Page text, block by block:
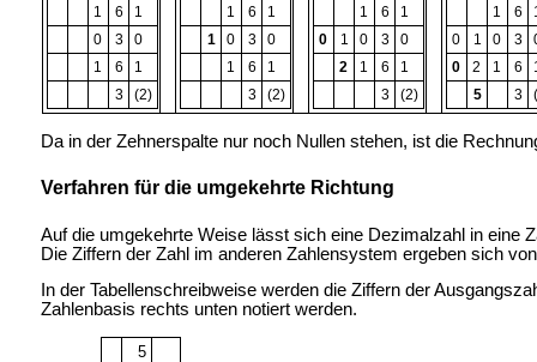
1
6
1
0
3
0
1
6
1
3
(2)
1
6
1
1
0 3
0
1
6
1
3
(2)
1
6
1
0
1 0 3
0
2
1 6
1
3
(2)
1
6
0
1 0 3
0
2 1 6
5
3
Da in der Zehnerspalte nur noch Nullen stehen, ist die
Verfahren für die umgekehrte Richtung
Auf die umgekehrte Weise lässt sich eine Dezimalzahl in eine
Die Ziffern der Zahl im anderen Zahlensystem ergeben sich
In der Tabellenschreibweise werden die Ziffern der
Zahlenbasis rechts unten notiert werden.
5